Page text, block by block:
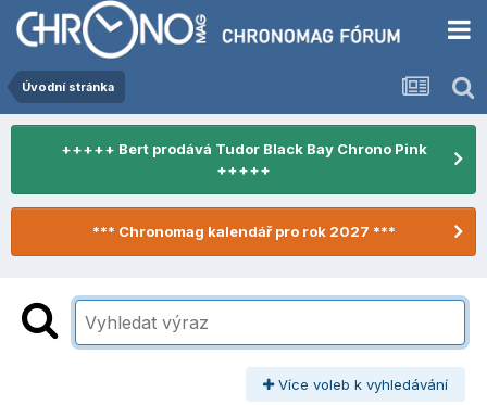
Úvodní stránka
+++++ Bert prodává Tudor Black Bay Chrono Pink
+++++
*** Chronomag kalendář pro rok 2027 ***
Více voleb k vyhledávání